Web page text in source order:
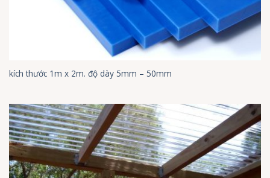
kích thước 1m x 2m. độ dày 5mm – 50mm